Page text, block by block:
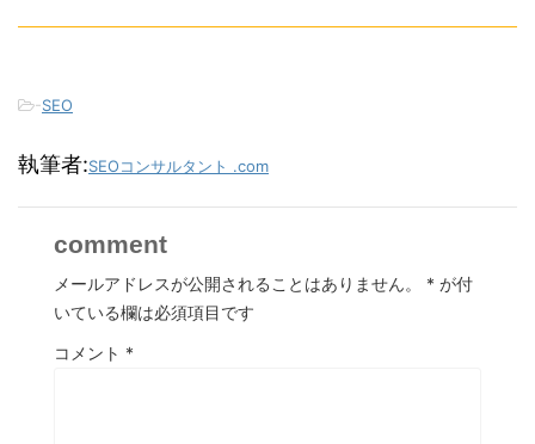
-SEO
執筆者:SEOコンサルタント .com
comment
メールアドレスが公開されることはありません。 * が付
いている欄は必須項目です
コメント *